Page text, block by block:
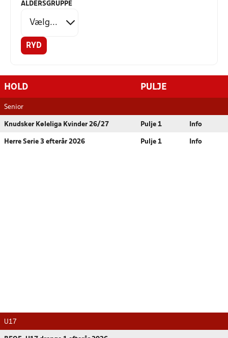
ALDERSGRUPPE
RYD
HOLD PULJE
Senior
Knudsker Køleliga Kvinder 26/27 Pulje 1 Info
Herre Serie 3 efterår 2026 Pulje 1 Info
U17